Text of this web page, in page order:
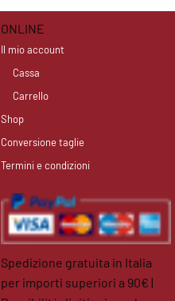
ONLINE
Il mio account
Cassa
Carrello
Shop
Conversione taglie
Termini e condizioni
Spedizione gratuita in Italia
per importi superiori a 90€ |